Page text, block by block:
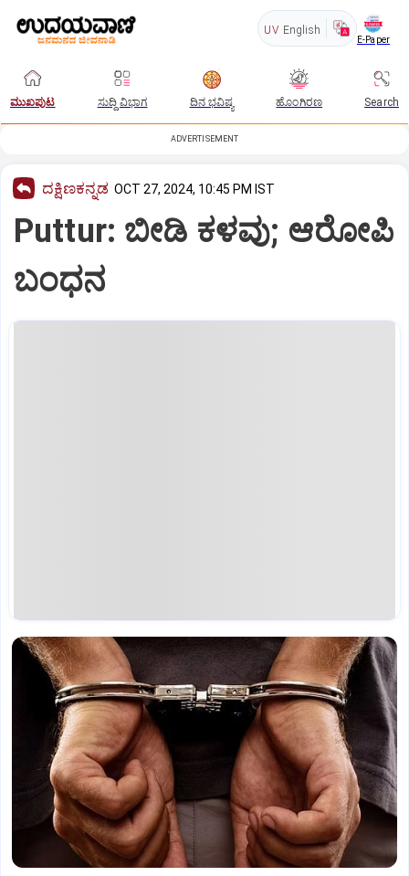
UV English
E-Paper
ಮುಖಪುಟ ಸುದ್ದಿ ವಿಭಾಗ ದಿನ ಭವಿಷ್ಯ ಹೊಂಗಿರಣ Search
ADVERTISEMENT
ದಕ್ಷಿಣಕನ್ನಡ OCT 27, 2024, 10:45 PM IST
Puttur: ಬೀಡಿ ಕಳವು; ಆರೋಪಿ
ಬಂಧನ